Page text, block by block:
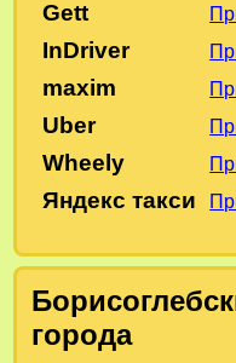
Gett
InDriver
maxim
Uber
Wheely
Яндекс такси
города